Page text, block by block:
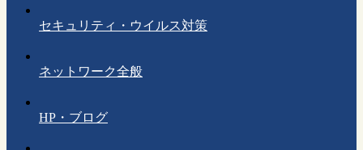
セキュリティ・ウイルス対策
ネットワーク全般
HP・ブログ